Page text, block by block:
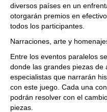
diversos países en un
otorgarán premios en
todos los participantes.
Narraciones, arte y
Entre los eventos paralelos
donde las grandes piezas
especialistas que narrarán
con este juego. Cada una
podrán resolver con el
piezas.